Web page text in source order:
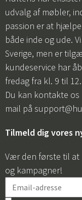
udvalg af møbler,
passion er at
både inde og ude.
Sverige, men er
kundeservice har
fredag fra kl. 9 til 12.
Du kan kontakte os
mail på
Tilmeld dig vores
Vær den første til
og kampagner!